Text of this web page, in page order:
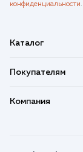
конфиденциальности.
Каталог
Покупателям
Компания